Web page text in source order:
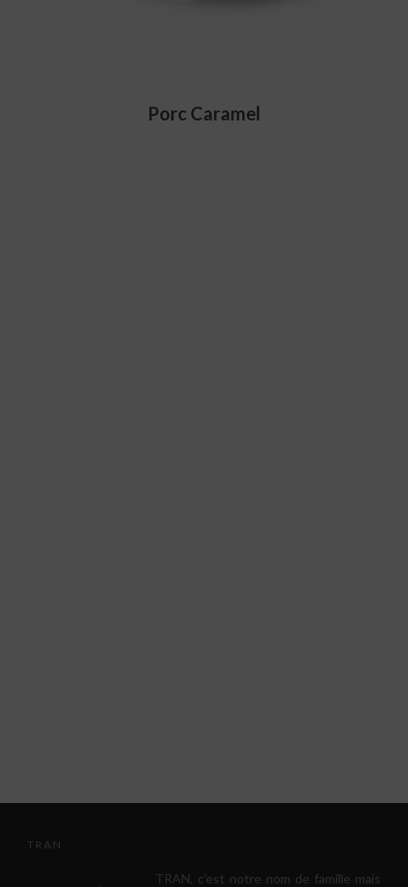
Porc Caramel
TRAN
TRAN, c’est notre nom de famille mais